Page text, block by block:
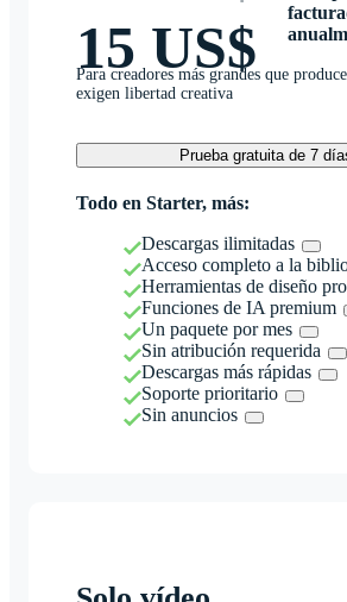
15 US$
Para creadores más grandes que
exigen libertad creativa
Prueba gratuita de 7
Todo en Starter, más:
Descargas ilimitadas
Acceso completo a la
Herramientas de diseño
Funciones de IA premium
Un paquete por mes
Sin atribución requerida
Descargas más rápidas
Soporte prioritario
Sin anuncios